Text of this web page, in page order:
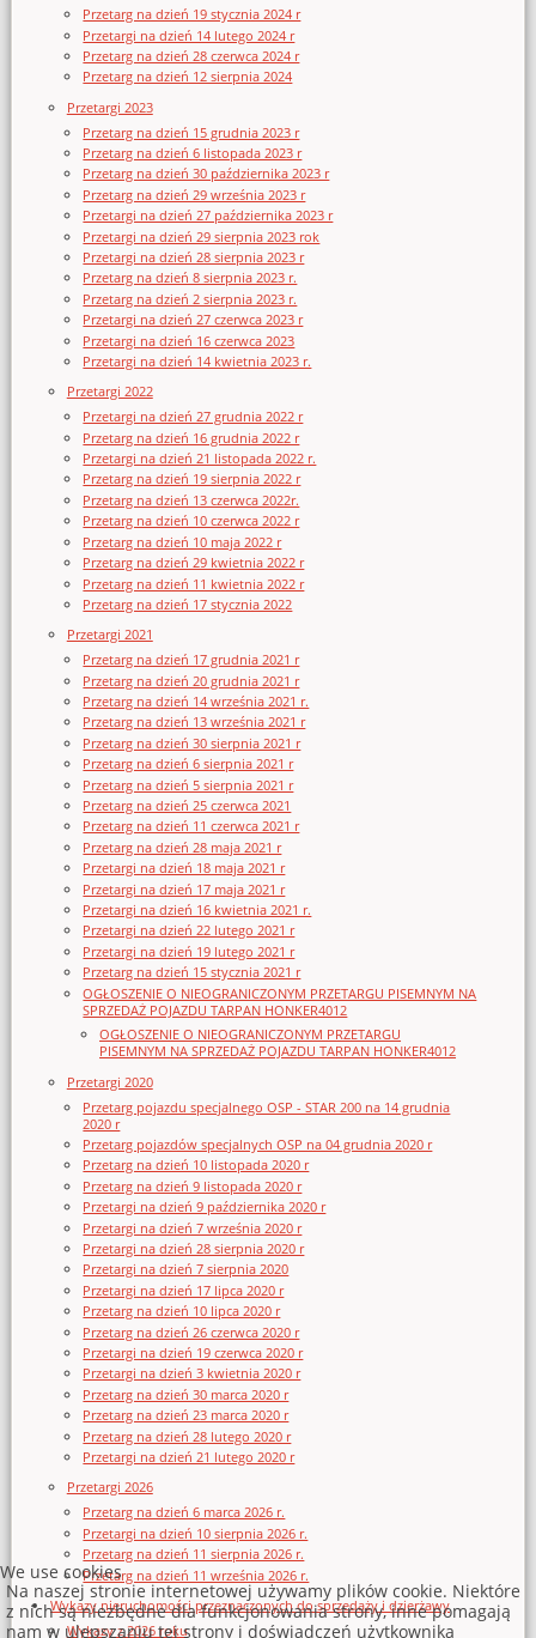
Przetarg na dzień 19 stycznia 2024 r
Przetargi na dzień 14 lutego 2024 r
Przetarg na dzień 28 czerwca 2024 r
Przetarg na dzień 12 sierpnia 2024
Przetargi 2023
Przetarg na dzień 15 grudnia 2023 r
Przetarg na dzień 6 listopada 2023 r
Przetarg na dzień 30 października 2023 r
Przetarg na dzień 29 września 2023 r
Przetargi na dzień 27 października 2023 r
Przetargi na dzień 29 sierpnia 2023 rok
Przetargi na dzień 28 sierpnia 2023 r
Przetarg na dzień 8 sierpnia 2023 r.
Przetarg na dzień 2 sierpnia 2023 r.
Przetargi na dzień 27 czerwca 2023 r
Przetargi na dzień 16 czerwca 2023
Przetargi na dzień 14 kwietnia 2023 r.
Przetargi 2022
Przetargi na dzień 27 grudnia 2022 r
Przetarg na dzień 16 grudnia 2022 r
Przetargi na dzień 21 listopada 2022 r.
Przetarg na dzień 19 sierpnia 2022 r
Przetarg na dzień 13 czerwca 2022r.
Przetarg na dzień 10 czerwca 2022 r
Przetarg na dzień 10 maja 2022 r
Przetarg na dzień 29 kwietnia 2022 r
Przetarg na dzień 11 kwietnia 2022 r
Przetarg na dzień 17 stycznia 2022
Przetargi 2021
Przetarg na dzień 17 grudnia 2021 r
Przetarg na dzień 20 grudnia 2021 r
Przetarg na dzień 14 września 2021 r.
Przetarg na dzień 13 września 2021 r
Przetarg na dzień 30 sierpnia 2021 r
Przetarg na dzień 6 sierpnia 2021 r
Przetarg na dzień 5 sierpnia 2021 r
Przetarg na dzień 25 czerwca 2021
Przetarg na dzień 11 czerwca 2021 r
Przetarg na dzień 28 maja 2021 r
Przetargi na dzień 18 maja 2021 r
Przetargi na dzień 17 maja 2021 r
Przetargi na dzień 16 kwietnia 2021 r.
Przetargi na dzień 22 lutego 2021 r
Przetargi na dzień 19 lutego 2021 r
Przetarg na dzień 15 stycznia 2021 r
OGŁOSZENIE O NIEOGRANICZONYM PRZETARGU PISEMNYM NA
SPRZEDAŻ POJAZDU TARPAN HONKER4012
OGŁOSZENIE O NIEOGRANICZONYM PRZETARGU
PISEMNYM NA SPRZEDAŻ POJAZDU TARPAN HONKER4012
Przetargi 2020
Przetarg pojazdu specjalnego OSP - STAR 200 na 14 grudnia
2020 r
Przetarg pojazdów specjalnych OSP na 04 grudnia 2020 r
Przetarg na dzień 10 listopada 2020 r
Przetarg na dzień 9 listopada 2020 r
Przetargi na dzień 9 października 2020 r
Przetargi na dzień 7 września 2020 r
Przetargi na dzień 28 sierpnia 2020 r
Przetargi na dzień 7 sierpnia 2020
Przetargi na dzień 17 lipca 2020 r
Przetarg na dzień 10 lipca 2020 r
Przetarg na dzień 26 czerwca 2020 r
Przetargi na dzień 19 czerwca 2020 r
Przetargi na dzień 3 kwietnia 2020 r
Przetarg na dzień 30 marca 2020 r
Przetarg na dzień 23 marca 2020 r
Przetarg na dzień 28 lutego 2020 r
Przetargi na dzień 21 lutego 2020 r
Przetargi 2026
Przetarg na dzień 6 marca 2026 r.
Przetargi na dzień 10 sierpnia 2026 r.
Przetarg na dzień 11 sierpnia 2026 r.
Przetarg na dzień 11 września 2026 r.
Wykazy nieruchomości przeznaczonych do sprzedaży i dzierżawy
Wykazy z 2026 roku
We use cookies
Na naszej stronie internetowej używamy plików cookie. Niektóre
z nich są niezbędne dla funkcjonowania strony, inne pomagają
nam w ulepszaniu tej strony i doświadczeń użytkownika